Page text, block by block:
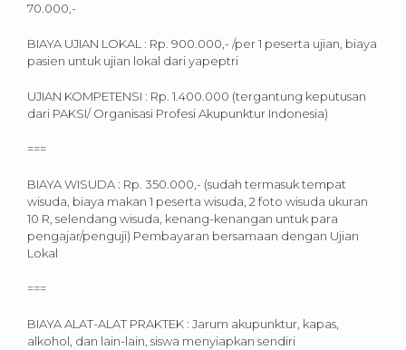
70.000,-
BIAYA UJIAN LOKAL : Rp. 900.000,- /per 1 peserta ujian, biaya
pasien untuk ujian lokal dari yapeptri
UJIAN KOMPETENSI : Rp. 1.400.000 (tergantung keputusan
dari PAKSI/ Organisasi Profesi Akupunktur Indonesia)
===
BIAYA WISUDA : Rp. 350.000,- (sudah termasuk tempat
wisuda, biaya makan 1 peserta wisuda, 2 foto wisuda ukuran
10 R, selendang wisuda, kenang-kenangan untuk para
pengajar/penguji) Pembayaran bersamaan dengan Ujian
Lokal
===
BIAYA ALAT-ALAT PRAKTEK : Jarum akupunktur, kapas,
alkohol, dan lain-lain, siswa menyiapkan sendiri